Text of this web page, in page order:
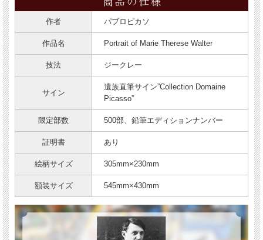
作者 パブロピカソ
作品名 Portrait of Marie Therese Walter
技法 ジークレー
サイン
遺族直筆サイン”Collection Domaine
Picasso”
限定部数 500部、鉛筆エディションナンバー
証明書 あり
絵柄サイズ 305mm×230mm
額装サイズ 545mm×430mm